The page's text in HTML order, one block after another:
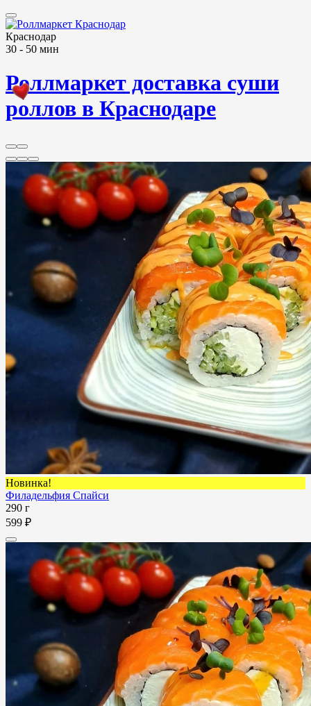
Краснодар
30 - 50 мин
Роллмаркет доставка суши
роллов в Краснодаре
Новинка!
Филадельфия Спайси
290 г
599 ₽